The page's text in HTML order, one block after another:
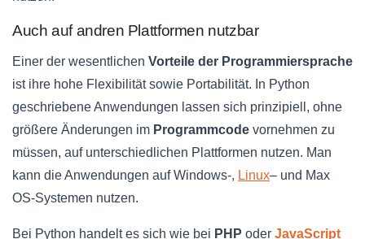
Auch auf andren Plattformen nutzbar
Einer der wesentlichen Vorteile der Programmiersprache
ist ihre hohe Flexibilität sowie Portabilität. In Python
geschriebene Anwendungen lassen sich prinzipiell, ohne
größere Änderungen im Programmcode vornehmen zu
müssen, auf unterschiedlichen Plattformen nutzen. Man
kann die Anwendungen auf Windows-, Linux– und Max
OS-Systemen nutzen.
Bei Python handelt es sich wie bei PHP oder JavaScript